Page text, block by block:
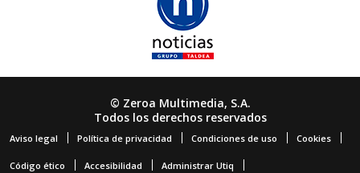
© Zeroa Multimedia, S.A.
Todos los derechos reservados
Aviso legal Política de privacidad Condiciones de uso Cookies
Código ético Accesibilidad Administrar Utiq